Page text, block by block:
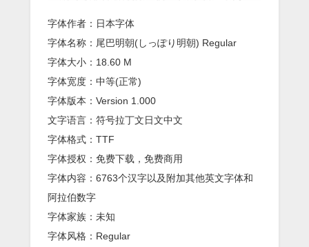
字体作者：日本字体
字体名称：尾巴明朝(しっぽり明朝) Regular
字体大小：18.60 M
字体宽度：中等(正常)
字体版本：Version 1.000
文字语言：符号拉丁文日文中文
字体格式：TTF
字体授权：免费下载，免费商用
字体内容：6763个汉字以及附加其他英文字体和
阿拉伯数字
字体家族：未知
字体风格：Regular